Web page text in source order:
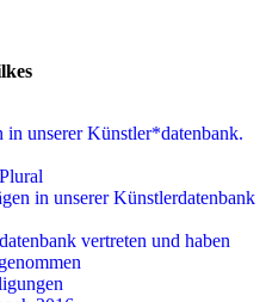
unserer Künstler*datenbank.
in unserer Künstlerdatenbank
vertreten und haben